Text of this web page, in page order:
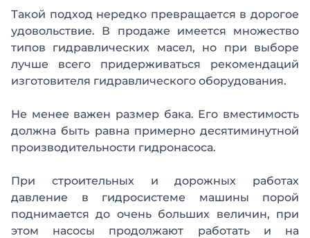
Такой подход нередко превращается в дорогое
удовольствие. В продаже имеется множество
типов гидравлических масел, но при выборе
лучше всего придерживаться рекомендаций
изготовителя гидравлического оборудования.
Не менее важен размер бака. Его вместимость
должна быть равна примерно десятиминутной
производительности гидронасоса.
При строительных и дорожных работах
давление в гидросистеме машины порой
поднимается до очень больших величин, при
этом насосы продолжают работать и на